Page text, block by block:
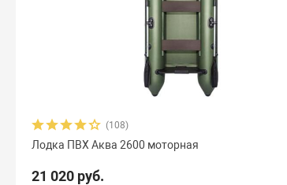
(108)
Лодка ПВХ Аква 2600 моторная
21 020 руб.